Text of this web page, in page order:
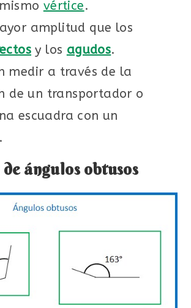
vértice.
amplitud que los
y los agudos.
medir a través de la
de un transportador o
escuadra con un
ángulos obtusos